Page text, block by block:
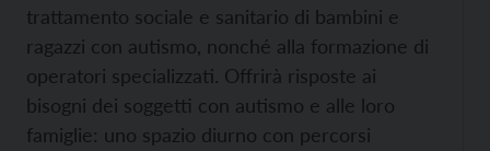
trattamento sociale e sanitario di bambini e
ragazzi con autismo, nonché alla formazione di
operatori specializzati. Offrirà risposte ai
bisogni dei soggetti con autismo e alle loro
famiglie: uno spazio diurno con percorsi